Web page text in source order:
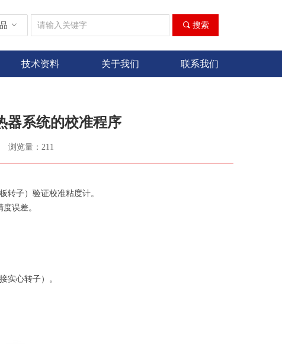
끠 搜索
ꀁ
技术资料 关于我们 联系我们
器系统的校准程序
浏览量： 211
转子）验证校准粘度计。
误差。
实心转子）。